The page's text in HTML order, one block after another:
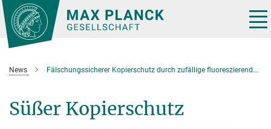
Hauptinhalt
News Fälschungssicherer Kopierschutz durch zufällige fluoreszierende Muster
Süßer Kopierschutz